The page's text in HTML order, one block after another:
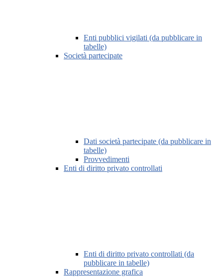
Enti pubblici vigilati (da pubblicare in
tabelle)
Società partecipate
Dati società partecipate (da pubblicare in
tabelle)
Provvedimenti
Enti di diritto privato controllati
Enti di diritto privato controllati (da
pubblicare in tabelle)
Rappresentazione grafica